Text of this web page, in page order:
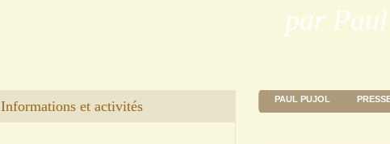
par
Informations et activités PAUL PUJOL